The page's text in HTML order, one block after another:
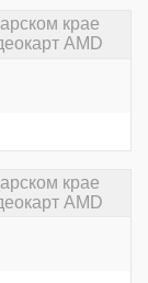
крае
AMD
крае
AMD